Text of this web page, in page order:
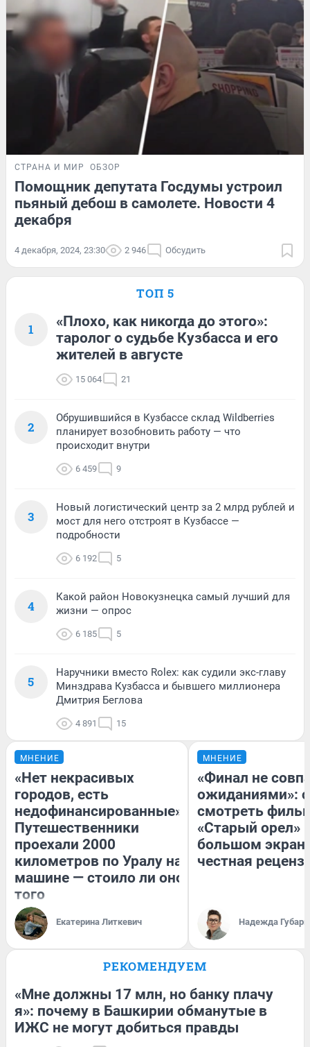
СТРАНА И МИР ОБЗОР
Помощник депутата Госдумы устроил
пьяный дебош в самолете. Новости 4
декабря
4 декабря, 2024, 23:30 2 946 Обсудить
ТОП 5
1
«Плохо, как никогда до этого»:
таролог о судьбе Кузбасса и его
жителей в августе
15 064 21
2
Обрушившийся в Кузбассе склад Wildberries
планирует возобновить работу — что
происходит внутри
6 459 9
3
Новый логистический центр за 2 млрд рублей и
мост для него отстроят в Кузбассе —
подробности
6 192 5
4
Какой район Новокузнецка самый лучший для
жизни — опрос
6 185 5
5
Наручники вместо Rolex: как судили экс-главу
Минздрава Кузбасса и бывшего миллионера
Дмитрия Беглова
4 891 15
МНЕНИЕ
«Нет некрасивых
городов, есть
недофинансированные».
Путешественники
проехали 2000
километров по Уралу на
машине — стоило ли оно
того
Екатерина Литкевич
МНЕНИЕ
«Финал не
ожиданиями»:
смотреть
«Старый орел»
большом
честная
Надежда Губарь
РЕКОМЕНДУЕМ
«Мне должны 17 млн, но банку плачу
я»: почему в Башкирии обманутые в
ИЖС не могут добиться правды